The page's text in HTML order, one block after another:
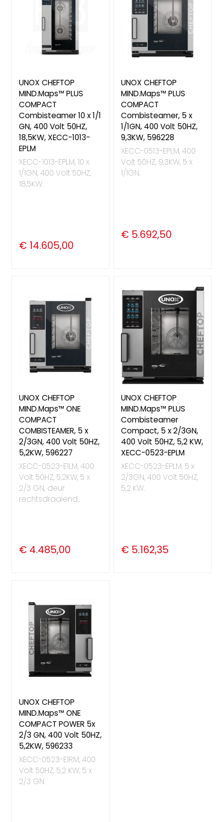
UNOX CHEFTOP
MIND.Maps™ PLUS
COMPACT
Combisteamer 10 x 1/1
GN, 400 Volt 50HZ,
18,5KW, XECC-1013-
EPLM
XECC-1013-EPLM, 10 x
1/1GN, 400 Volt 50HZ,
18,5KW.
€ 14.605,00
UNOX CHEFTOP
MIND.Maps™ PLUS
COMPACT
Combisteamer, 5 x
1/1GN, 400 Volt 50HZ,
9,3KW, 596228
XECC-0513-EPLM, 400
Volt 50HZ, 9,3KW, 5 x
1/1GN.
€ 5.692,50
UNOX CHEFTOP
MIND.Maps™ ONE
COMPACT
COMBISTEAMER, 5 x
2/3GN, 400 Volt 50HZ,
5,2KW, 596227
XECC-0523-E1LM, 400
Volt 50HZ, 5,2KW, 5 x
2/3 GN, deur
rechtsdraaiend..
€ 4.485,00
UNOX CHEFTOP
MIND.Maps™ PLUS
Combisteamer
Compact, 5 x 2/3GN,
400 Volt 50HZ, 5,2 KW,
XECC-0523-EPLM
XECC-0523-EPLM, 5 x
2/3GN, 400 Volt 50HZ,
5,2 KW.
€ 5.162,35
UNOX CHEFTOP
MIND.Maps™ ONE
COMPACT POWER 5x
2/3 GN, 400 Volt 50HZ,
5,2KW, 596233
XECC-0523-E1RM, 400
Volt 50HZ, 5,2 KW, 5 x
2/3 GN.